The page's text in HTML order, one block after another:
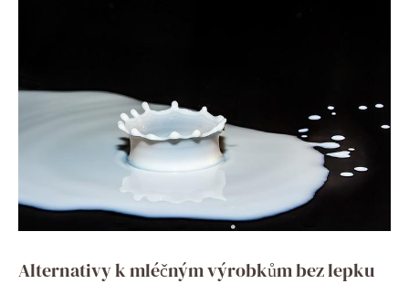
Alternativy k mléčným výrobkům bez lepku